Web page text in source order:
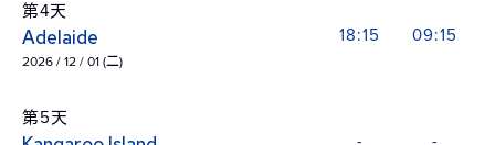
第4天
Adelaide
2026 / 12 / 01 (二)
18:15 09:15
第5天